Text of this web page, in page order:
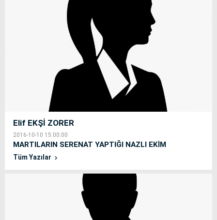
Elif EKŞİ ZORER
2016-10-10 15:00:00
MARTILARIN SERENAT YAPTIĞI NAZLI EKİM
Tüm Yazılar